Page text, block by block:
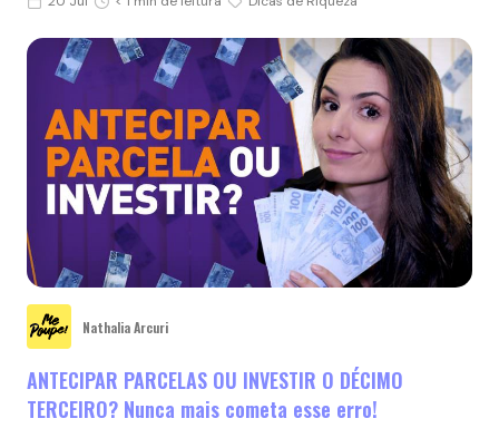
Nathalia Arcuri
ANTECIPAR PARCELAS OU INVESTIR O DÉCIMO
TERCEIRO? Nunca mais cometa esse erro!